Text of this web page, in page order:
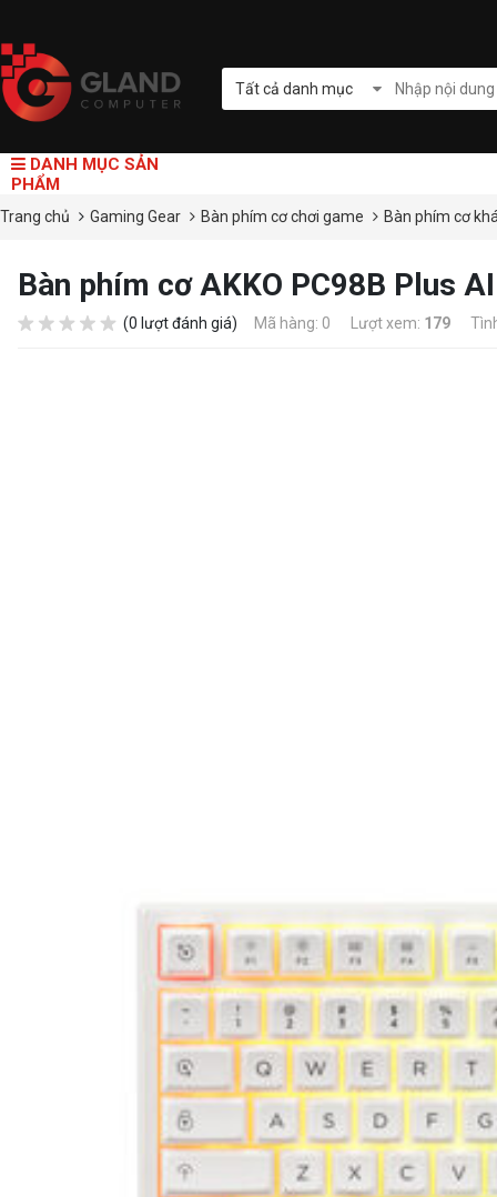
Tất cả danh mục
DANH MỤC SẢN
PHẨM
Trang chủ Gaming Gear Bàn phím cơ chơi game Bàn phím cơ
Bàn phím cơ AKKO PC98B Plus
(0 lượt đánh giá) Mã hàng: 0 Lượt xem: 179